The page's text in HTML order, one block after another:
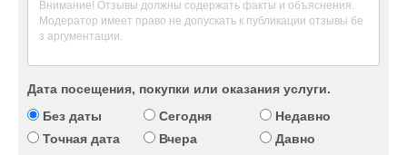
Дата посещения, покупки или оказания услуги.
Без даты
Сегодня
Недавно
Точная дата
Вчера Давно